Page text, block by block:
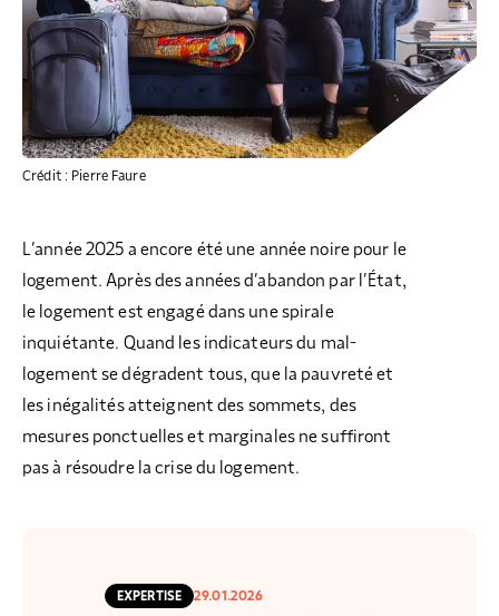
NOS AMIS, PARRAINS ET MARRAINES
NOS FONDATIONS ABRITÉES
NOS ÉVÉNEMENTS
NOUS REJOINDRE
ACCUEILLIR, ACCOMPAGNER, LOGER
SOUTENIR L’ENGAGEMENT DES HABITANTS
DÉFENDRE L’ACCÈS AUX DROITS
DONNER LES MOYENS D’AGIR
RAPPORTS SUR L’ÉTAT DU MAL-LOGEMENT
S’ENGAGER AUTREMENT
FAIRE UN DON IFI
PARTENARIATS ENTREPRISES
RÉDUCTIONS FISCALES
Crédit : Pierre Faure
L’année 2025 a encore été une année noire pour le
logement. Après des années d’abandon par l’État,
le logement est engagé dans une spirale
inquiétante. Quand les indicateurs du mal-
logement se dégradent tous, que la pauvreté et
les inégalités atteignent des sommets, des
mesures ponctuelles et marginales ne suffiront
pas à résoudre la crise du logement.
EXPERTISE 29.01.2026